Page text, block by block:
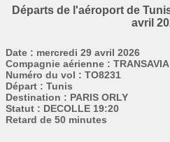
Départs de l'aéroport de
avril
Date : mercredi 29 avril 2026
Compagnie aérienne : TRANSAVIA
Numéro du vol : TO8231
Départ : Tunis
Destination : PARIS ORLY
Statut : DECOLLE 19:20
Retard de 50 minutes